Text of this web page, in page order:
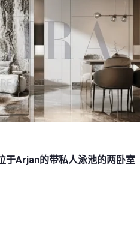
于Arjan的带私人泳池的两卧室